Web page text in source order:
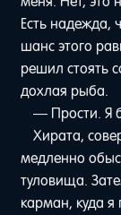
Есть надежда,
шанс этого
решил стоять
дохлая рыба.
— Прости. Я
Хирата,
медленно
туловища.
карман, куда